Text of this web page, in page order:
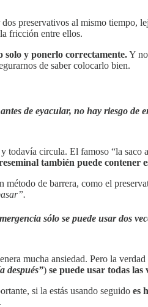
dos preservativos al mismo tiempo,
fricción entre ellos.
solo y ponerlo correctamente.Y
de saber colocarlo bien.
de eyacular, no hay riesgo de
todavía circula. El famoso “la saco
también puede contener
método de barrera, como el
sólo se puede usar dos
mucha ansiedad. Pero la verdad
después”) se puede usar todas las
si la estás usando seguido es
.